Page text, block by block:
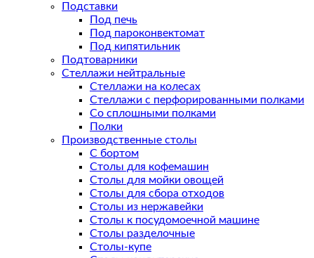
Подставки
Под печь
Под пароконвектомат
Под кипятильник
Подтоварники
Стеллажи нейтральные
Стеллажи на колесах
Стеллажи с перфорированными полками
Со сплошными полками
Полки
Производственные столы
С бортом
Столы для кофемашин
Столы для мойки овощей
Столы для сбора отходов
Столы из нержавейки
Столы к посудомоечной машине
Столы разделочные
Столы-купе